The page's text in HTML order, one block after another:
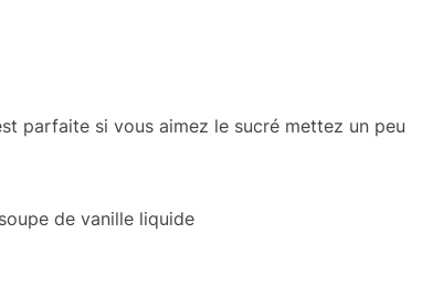
parfaite si vous aimez le sucré mettez un peu
de vanille liquide